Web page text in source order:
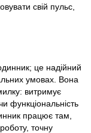
свій пульс,
це надійний
умовах. Вона
витримує
функціональність
працює там,
точну